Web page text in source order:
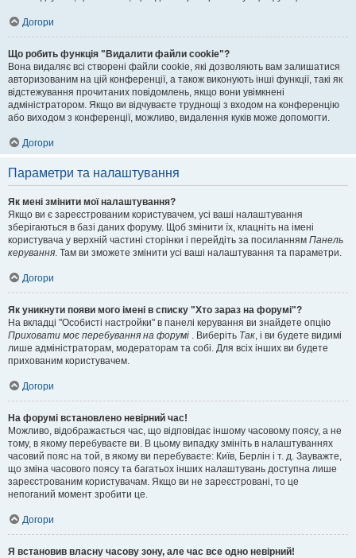
Догори
Що робить функція "Видалити файли cookie"?
Вона видаляє всі створені файли cookie, які дозволяють вам залишатися
авторизованим на цій конференції, а також виконують інші функції, такі як
відстежування прочитаних повідомлень, якщо вони увімкнені
адміністратором. Якщо ви відчуваєте труднощі з входом на конференцію
або виходом з конференції, можливо, видалення куків може допомогти.
Догори
Параметри та налаштування
Як мені змінити мої налаштування?
Якщо ви є зареєстрованим користувачем, усі ваші налаштування
зберігаються в базі даних форуму. Щоб змінити їх, клацніть на імені
користувача у верхній частині сторінки і перейдіть за посиланням Панель
керування. Там ви зможете змінити усі ваші налаштування та параметри.
Догори
Як уникнути появи мого імені в списку "Хто зараз на форумі"?
На вкладці "Особисті настройки" в панелі керування ви знайдете опцію
Приховати моє перебування на форумі . Виберіть Так, і ви будете видимі
лише адміністраторам, модераторам та собі. Для всіх інших ви будете
прихованим користувачем.
Догори
На форумі встановлено невірний час!
Можливо, відображається час, що відповідає іншому часовому поясу, а не
тому, в якому перебуваєте ви. В цьому випадку змініть в налаштуваннях
часовий пояс на той, в якому ви перебуваєте: Київ, Берлін і т. д. Зауважте,
що зміна часового поясу та багатьох інших налаштувань доступна лише
зареєстрованим користувачам. Якщо ви не зареєстровані, то це
непоганий момент зробити це.
Догори
Я встановив власну часову зону, але час все одно невірний!